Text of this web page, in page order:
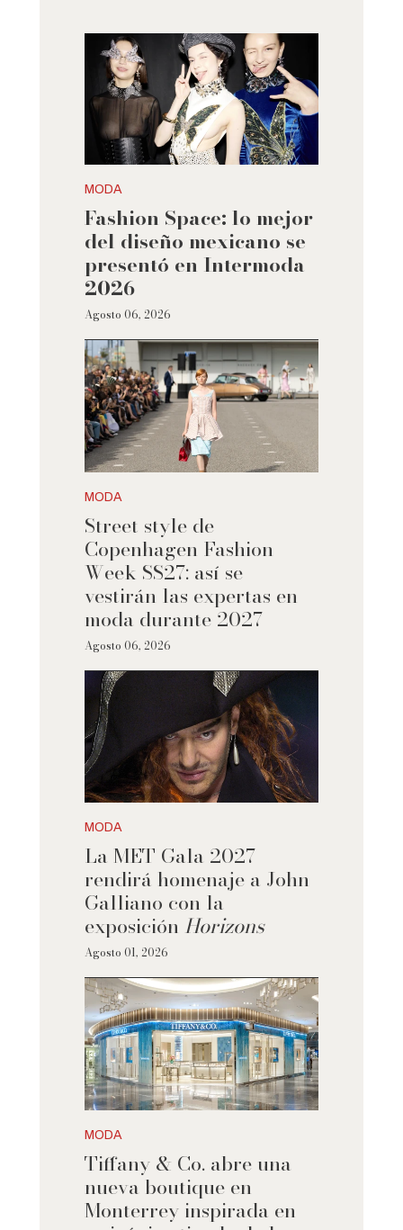
MODA
Fashion Space: lo mejor
del diseño mexicano se
presentó en Intermoda
2026
Agosto 06, 2026
MODA
Street style de
Copenhagen Fashion
Week SS27: así se
vestirán las expertas en
moda durante 2027
Agosto 06, 2026
MODA
La MET Gala 2027
rendirá homenaje a John
Galliano con la
exposición Horizons
Agosto 01, 2026
MODA
Tiffany & Co. abre una
nueva boutique en
Monterrey inspirada en